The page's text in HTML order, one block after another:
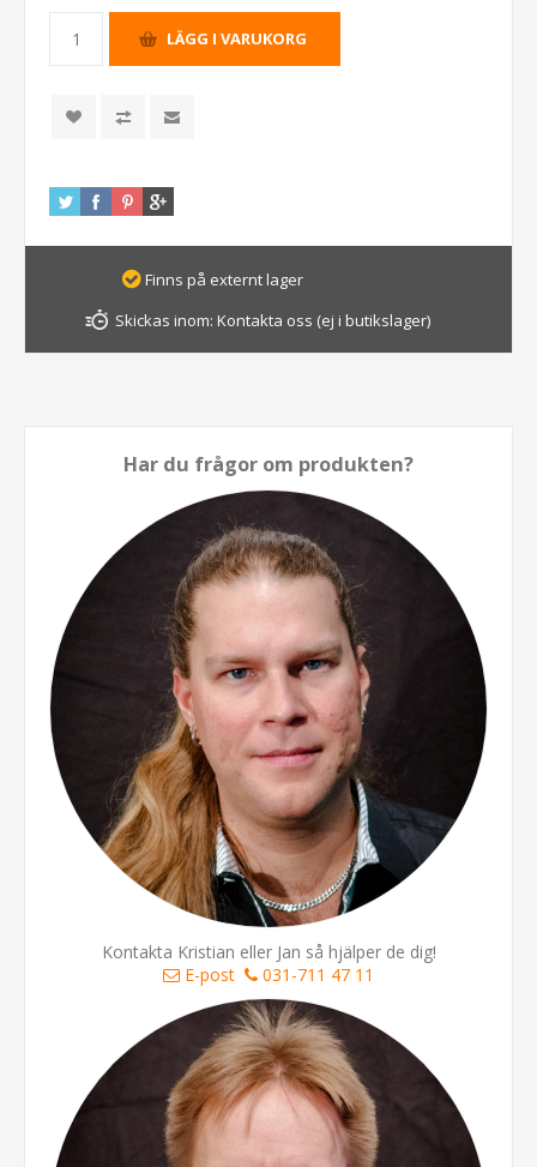
Finns på externt lager
Skickas inom: Kontakta oss (ej i butikslager)
Har du frågor om produkten?
Kontakta Kristian eller Jan så hjälper de dig!
E-post
031-711 47 11